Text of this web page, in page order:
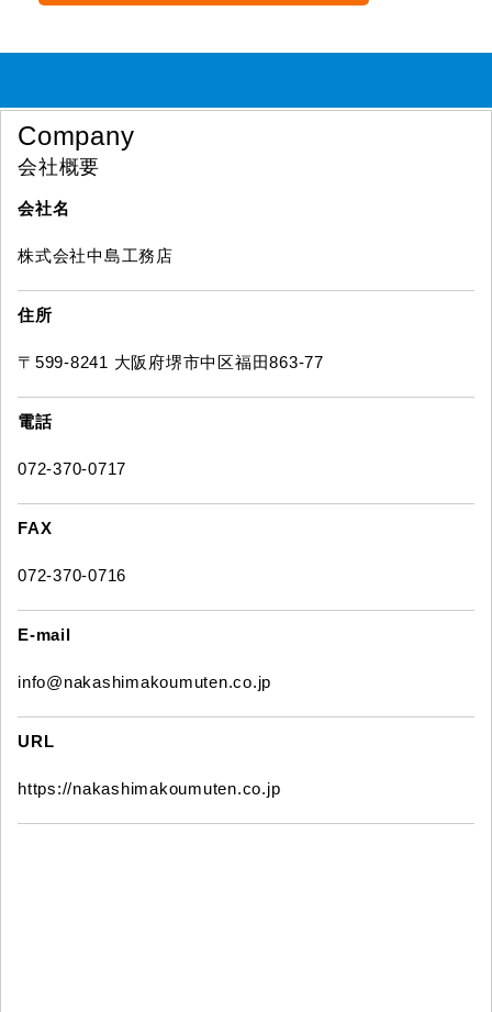
Company
会社概要
会社名
株式会社中島工務店
住所
〒599-8241 大阪府堺市中区福田863-77
電話
072-370-0717
FAX
072-370-0716
E-mail
info@nakashimakoumuten.co.jp
URL
https://nakashimakoumuten.co.jp